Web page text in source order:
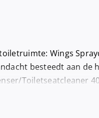
houder
&
Wings
besteedt aan
Toiletseatcleaner